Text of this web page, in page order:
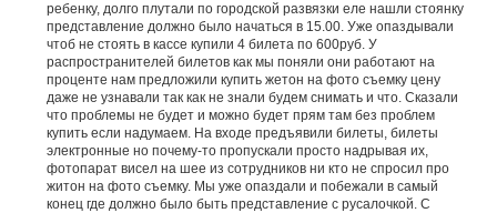
ребенку, долго плутали по городской развязки еле нашли стоянку
представление должно было начаться в 15.00. Уже опаздывали
чтоб не стоять в кассе купили 4 билета по 600руб. У
распространителей билетов как мы поняли они работают на
проценте нам предложили купить жетон на фото съемку цену
даже не узнавали так как не знали будем снимать и что. Сказали
что проблемы не будет и можно будет прям там без проблем
купить если надумаем. На входе предъявили билеты, билеты
электронные но почему-то пропускали просто надрывая их,
фотопарат висел на шее из сотрудников ни кто не спросил про
житон на фото съемку. Мы уже опаздали и побежали в самый
конец где должно было быть представление с русалочкой. С